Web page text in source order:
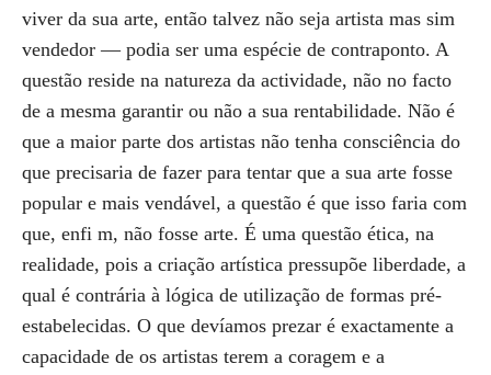
viver da sua arte, então talvez não seja artista mas sim
vendedor — podia ser uma espécie de contraponto. A
questão reside na natureza da actividade, não no facto
de a mesma garantir ou não a sua rentabilidade. Não é
que a maior parte dos artistas não tenha consciência do
que precisaria de fazer para tentar que a sua arte fosse
popular e mais vendável, a questão é que isso faria com
que, enfi m, não fosse arte. É uma questão ética, na
realidade, pois a criação artística pressupõe liberdade, a
qual é contrária à lógica de utilização de formas pré-
estabelecidas. O que devíamos prezar é exactamente a
capacidade de os artistas terem a coragem e a